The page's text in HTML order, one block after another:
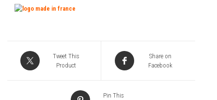
Tweet This
Product
Share on
Facebook
Pin This